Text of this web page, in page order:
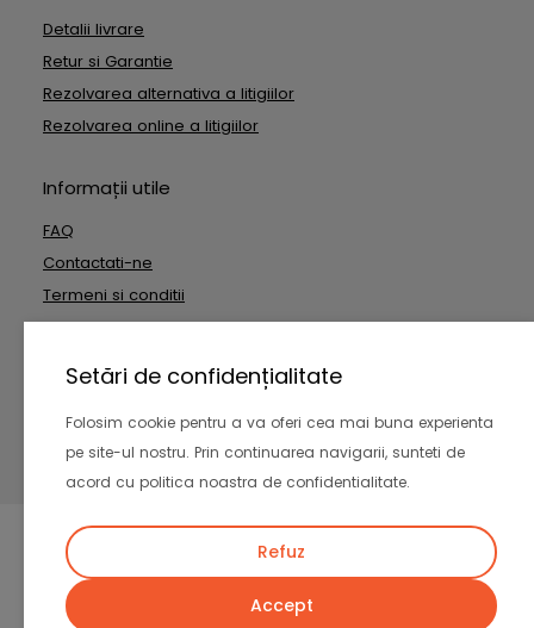
Setări de confidențialitate
Folosim cookie pentru a va oferi cea mai buna experienta
pe site-ul nostru. Prin continuarea navigarii, sunteti de
acord cu politica noastra de confidentialitate.
Refuz
Accept
Detalii livrare
Retur si Garantie
Rezolvarea alternativa a litigiilor
Rezolvarea online a litigiilor
Informații utile
FAQ
Contactati-ne
Termeni si conditii
Date cu caracter personal
-